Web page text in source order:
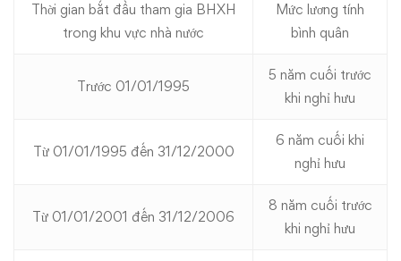
Thời gian bắt đầu tham gia BHXH
trong khu vực nhà nước
Mức lương tính
bình quân
Trước 01/01/1995
5 năm cuối trước
khi nghỉ hưu
Từ 01/01/1995 đến 31/12/2000
6 năm cuối khi
nghỉ hưu
Từ 01/01/2001 đến 31/12/2006
8 năm cuối trước
khi nghỉ hưu